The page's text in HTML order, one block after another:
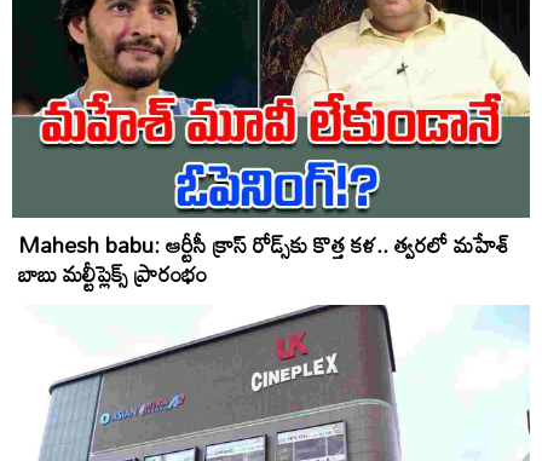
Mahesh babu: ఆర్టీసీ క్రాస్ రోడ్స్‌కు కొత్త కళ.. త్వ‌ర‌లో మహేశ్
బాబు మల్టీప్లెక్స్ ప్రారంభం